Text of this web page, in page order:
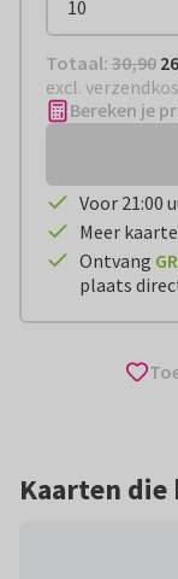
Totaal: € 26,90
Totaal: 30,90
excl.
Bereken je
Voor 21:00
Meer
Ontvang
plaats
Kaarten